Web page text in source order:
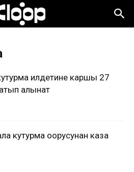
илдетине каршы 27
алынат
кутурма оорусунан каза